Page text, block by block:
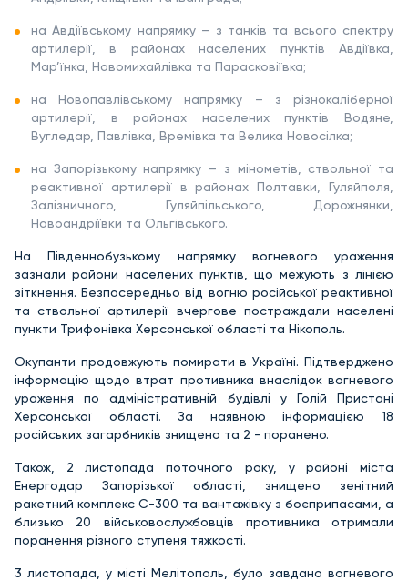
на Авдіївському напрямку – з танків та всього спектру
артилерії, в районах населених пунктів Авдіївка,
Мар’їнка, Новомихайлівка та Парасковіївка;
на Новопавлівському напрямку – з різнокаліберної
артилерії, в районах населених пунктів Водяне,
Вугледар, Павлівка, Времівка та Велика Новосілка;
на Запорізькому напрямку – з мінометів, ствольної та
реактивної артилерії в районах Полтавки, Гуляйполя,
Залізничного, Гуляйпільського, Дорожнянки,
Новоандріївки та Ольгівського.
На Південнобузькому напрямку вогневого ураження
зазнали райони населених пунктів, що межують з лінією
зіткнення. Безпосередньо від вогню російської реактивної
та ствольної артилерії вчергове постраждали населені
пункти Трифонівка Херсонської області та Нікополь.
Окупанти продовжують помирати в Україні. Підтверджено
інформацію щодо втрат противника внаслідок вогневого
ураження по адміністративній будівлі у Голій Пристані
Херсонської області. За наявною інформацією 18
російських загарбників знищено та 2 - поранено.
Також, 2 листопада поточного року, у районі міста
Енергодар Запорізької області, знищено зенітний
ракетний комплекс С-300 та вантажівку з боєприпасами, а
близько 20 військовослужбовців противника отримали
поранення різного ступеня тяжкості.
3 листопада, у місті Мелітополь, було завдано вогневого